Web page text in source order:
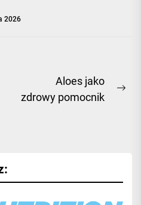
2026
Aloes jako
zdrowy pomocnik